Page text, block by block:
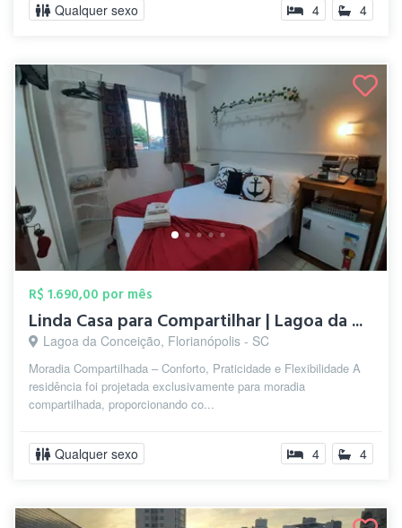
Qualquer sexo 4 4
R$ 1.690,00 por mês
Linda Casa para Compartilhar | Lagoa da ...
Lagoa da Conceição, Florianópolis - SC
Moradia Compartilhada – Conforto, Praticidade e Flexibilidade A
residência foi projetada exclusivamente para moradia
compartilhada, proporcionando co...
Qualquer sexo 4 4